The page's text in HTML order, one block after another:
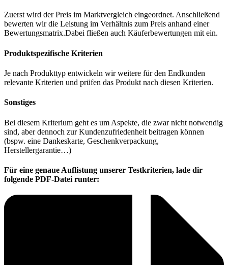
Zuerst wird der Preis im Marktvergleich eingeordnet. Anschließend
bewerten wir die Leistung im Verhältnis zum Preis anhand einer
Bewertungsmatrix.Dabei fließen auch Käuferbewertungen mit ein.
Produktspezifische Kriterien
Je nach Produkttyp entwickeln wir weitere für den Endkunden
relevante Kriterien und prüfen das Produkt nach diesen Kriterien.
Sonstiges
Bei diesem Kriterium geht es um Aspekte, die zwar nicht notwendig
sind, aber dennoch zur Kundenzufriedenheit beitragen können
(bspw. eine Dankeskarte, Geschenkverpackung,
Herstellergarantie…)
Für eine genaue Auflistung unserer Testkriterien, lade dir
folgende PDF-Datei runter: